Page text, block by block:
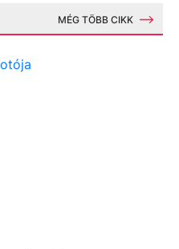
MÉG TÖBB CIKK